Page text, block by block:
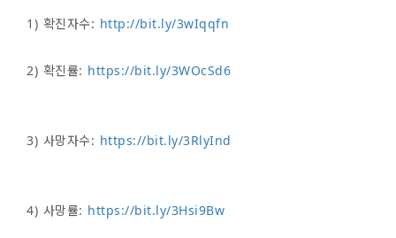
1) 확진자수: http://bit.ly/3wIqqfn
2) 확진률: https://bit.ly/3WOcSd6
3) 사망자수: https://bit.ly/3RlyInd
4) 사망률: https://bit.ly/3Hsi9Bw